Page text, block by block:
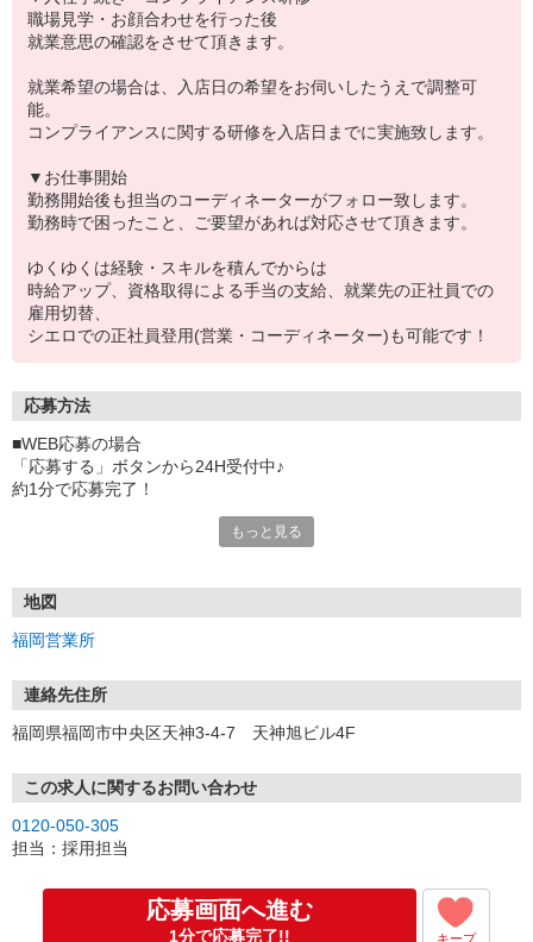
職場見学・お顔合わせを行った後
就業意思の確認をさせて頂きます。
就業希望の場合は、入店日の希望をお伺いしたうえで調整可
能。
コンプライアンスに関する研修を入店日までに実施致します。
▼お仕事開始
勤務開始後も担当のコーディネーターがフォロー致します。
勤務時で困ったこと、ご要望があれば対応させて頂きます。
ゆくゆくは経験・スキルを積んでからは
時給アップ、資格取得による手当の支給、就業先の正社員での
雇用切替、
シエロでの正社員登用(営業・コーディネーター)も可能です！
応募方法
■WEB応募の場合
「応募する」ボタンから24H受付中♪
約1分で応募完了！
①応募から3営業日を目安に、メールorお電話でご連絡します。
★スマホでWEB面接（LINEなど）・出張面接・事務所面接と選べま
す
③面接実施（履歴書不要）
※ご希望があれば、職場見学の調整もOKです！
お気軽にご応募ください♪
もっと見る
地図
福岡営業所
連絡先住所
福岡県福岡市中央区天神3-4-7 天神旭ビル4F
この求人に関するお問い合わせ
0120-050-305
担当：採用担当
応募画面へ進む
1分で応募完了!! キープ